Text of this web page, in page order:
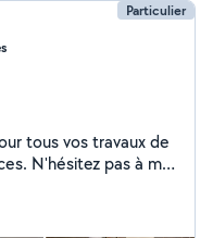
Particulier
tous vos travaux de
me